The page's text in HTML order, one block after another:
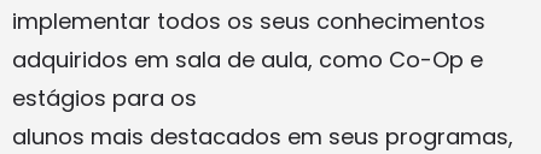
implementar todos os seus conhecimentos
adquiridos em sala de aula, como Co-Op e
estágios para os
alunos mais destacados em seus programas,